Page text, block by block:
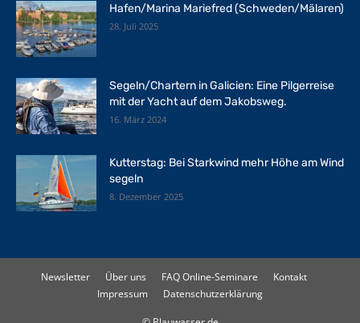
Hafen/Marina Mariefred (Schweden/Mälaren)
28. Juli 2025
Segeln/Chartern in Galicien: Eine Pilgerreise
mit der Yacht auf dem Jakobsweg.
16. März 2024
Kutterstag: Bei Starkwind mehr Höhe am Wind
segeln
8. Dezember 2025
Newsletter Über uns FAQ Online-Seminare
Kontakt
Impressum
Datenschutzerklärung